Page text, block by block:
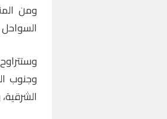
ومن
الشرقية، وستكون ما